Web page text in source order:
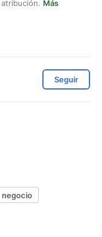
Más
Seguir
negocio